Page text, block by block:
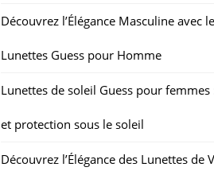
Découvrez l’Élégance Masculine avec
Lunettes Guess pour Homme
Lunettes de soleil Guess pour femmes
et protection sous le soleil
Découvrez l’Élégance des Lunettes de